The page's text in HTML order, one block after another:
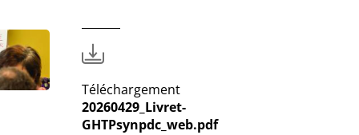
Téléchargement
20260429_Livret-
GHTPsynpdc_web.pdf